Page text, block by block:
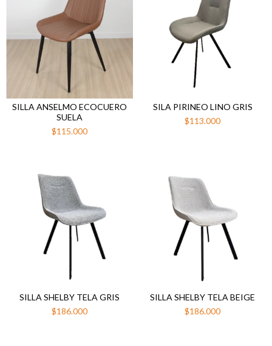
SILLA ANSELMO ECOCUERO
SUELA
$115.000
SILA PIRINEO LINO GRIS
$113.000
SILLA SHELBY TELA GRIS
$186.000
SILLA SHELBY TELA BEIGE
$186.000